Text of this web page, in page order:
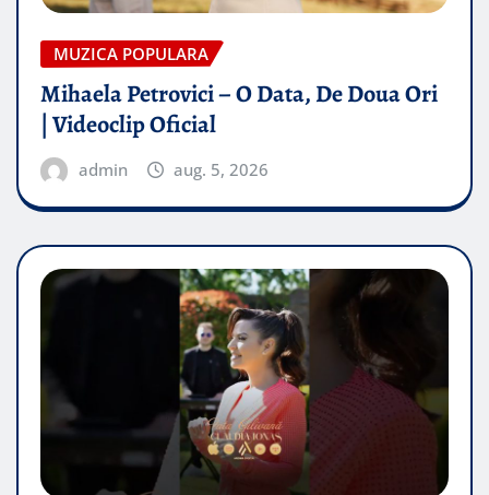
MUZICA POPULARA
Mihaela Petrovici – O Data, De Doua Ori
| Videoclip Oficial
admin aug. 5, 2026